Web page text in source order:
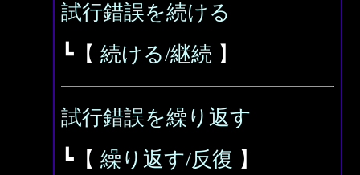
試行錯誤を続ける
┗【 続ける/継続 】
試行錯誤を繰り返す
┗【 繰り返す/反復 】